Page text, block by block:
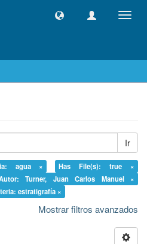
Ir
agua ×
Has File(s): true ×
Turner, Juan Carlos Manuel ×
estratigrafía ×
Mostrar filtros avanzados